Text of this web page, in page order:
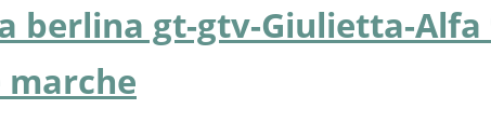
berlina gt-gtv-Giulietta-Alfa
marche